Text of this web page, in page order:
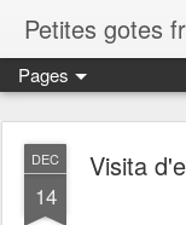
Pages
DEC
14
Visita